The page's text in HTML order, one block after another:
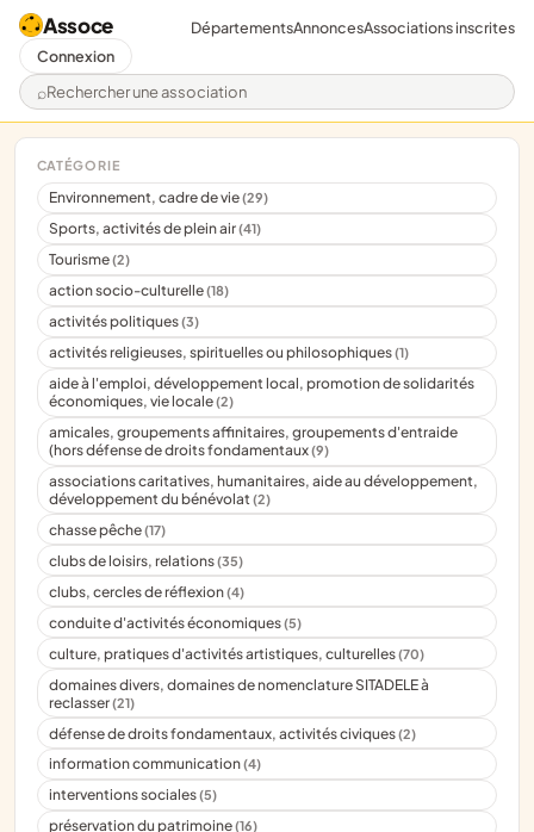
Assoce
Rechercher une association
DépartementsAnnoncesAssociations inscrites
Connexion
CATÉGORIE
Environnement, cadre de vie(29)
Sports, activités de plein air(41)
Tourisme(2)
action socio-culturelle(18)
activités politiques(3)
activités religieuses, spirituelles ou philosophiques(1)
aide à l'emploi, développement local, promotion de solidarités
économiques, vie locale(2)
amicales, groupements affinitaires, groupements d'entraide
(hors défense de droits fondamentaux(9)
associations caritatives, humanitaires, aide au développement,
développement du bénévolat(2)
chasse pêche(17)
clubs de loisirs, relations(35)
clubs, cercles de réflexion(4)
conduite d'activités économiques(5)
culture, pratiques d'activités artistiques, culturelles(70)
domaines divers, domaines de nomenclature SITADELE à
reclasser(21)
défense de droits fondamentaux, activités civiques(2)
information communication(4)
interventions sociales(5)
préservation du patrimoine(16)